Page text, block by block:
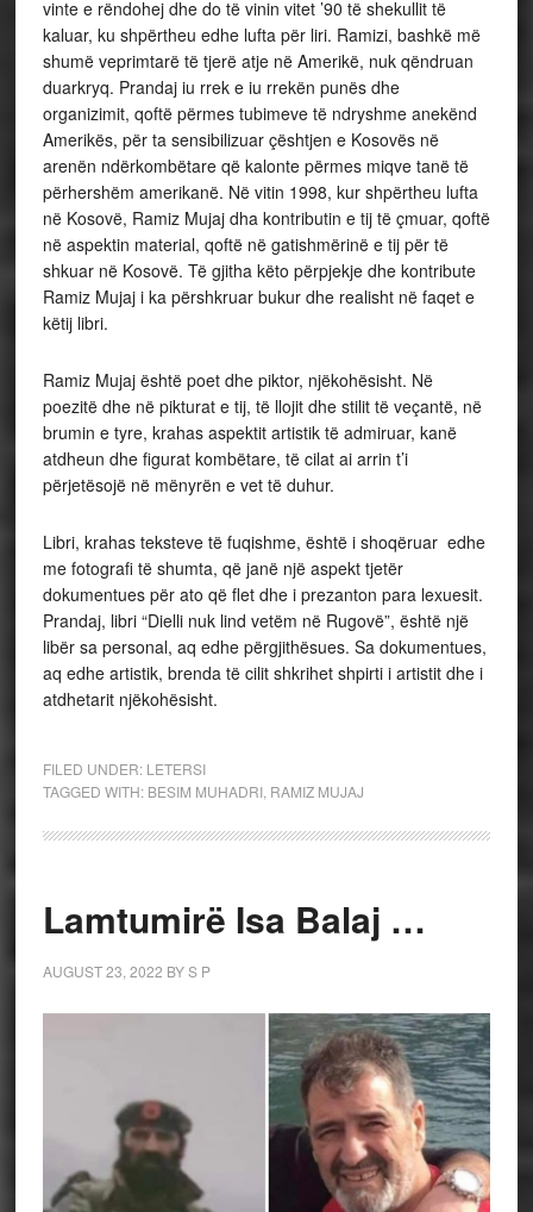
vinte e rëndohej dhe do të vinin vitet ’90 të shekullit të
kaluar, ku shpërtheu edhe lufta për liri. Ramizi, bashkë më
shumë veprimtarë të tjerë atje në Amerikë, nuk qëndruan
duarkryq. Prandaj iu rrek e iu rrekën punës dhe
organizimit, qoftë përmes tubimeve të ndryshme anekënd
Amerikës, për ta sensibilizuar çështjen e Kosovës në
arenën ndërkombëtare që kalonte përmes miqve tanë të
përhershëm amerikanë. Në vitin 1998, kur shpërtheu lufta
në Kosovë, Ramiz Mujaj dha kontributin e tij të çmuar, qoftë
në aspektin material, qoftë në gatishmërinë e tij për të
shkuar në Kosovë. Të gjitha këto përpjekje dhe kontribute
Ramiz Mujaj i ka përshkruar bukur dhe realisht në faqet e
këtij libri.
Ramiz Mujaj është poet dhe piktor, njëkohësisht. Në
poezitë dhe në pikturat e tij, të llojit dhe stilit të veçantë, në
brumin e tyre, krahas aspektit artistik të admiruar, kanë
atdheun dhe figurat kombëtare, të cilat ai arrin t’i
përjetësojë në mënyrën e vet të duhur.
Libri, krahas teksteve të fuqishme, është i shoqëruar edhe
me fotografi të shumta, që janë një aspekt tjetër
dokumentues për ato që flet dhe i prezanton para lexuesit.
Prandaj, libri “Dielli nuk lind vetëm në Rugovë”, është një
libër sa personal, aq edhe përgjithësues. Sa dokumentues,
aq edhe artistik, brenda të cilit shkrihet shpirti i artistit dhe i
atdhetarit njëkohësisht.
FILED UNDER: LETERSI
TAGGED WITH: BESIM MUHADRI, RAMIZ MUJAJ
Lamtumirë Isa Balaj …
AUGUST 23, 2022 BYS P